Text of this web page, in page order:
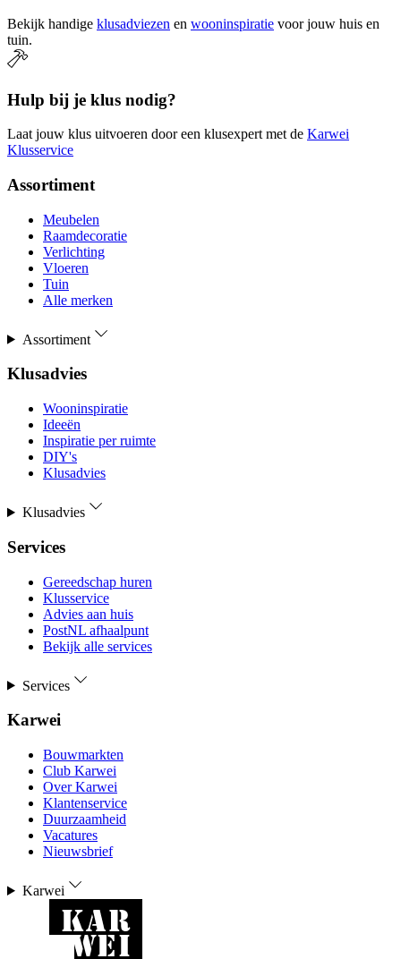
Bekijk handige klusadviezen en wooninspiratie voor jouw huis en
tuin.
Hulp bij je klus nodig?
Laat jouw klus uitvoeren door een klusexpert met de Karwei
Klusservice
Assortiment
Meubelen
Raamdecoratie
Verlichting
Vloeren
Tuin
Alle merken
Assortiment
Klusadvies
Wooninspiratie
Ideeën
Inspiratie per ruimte
DIY's
Klusadvies
Klusadvies
Services
Gereedschap huren
Klusservice
Advies aan huis
PostNL afhaalpunt
Bekijk alle services
Services
Karwei
Bouwmarkten
Club Karwei
Over Karwei
Klantenservice
Duurzaamheid
Vacatures
Nieuwsbrief
Karwei